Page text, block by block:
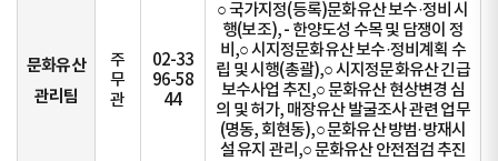
문화유산
관리팀
주
무
관
02-33
96-58
44
○ 국가지정(등록)문화유산 보수·정비 시
행(보조), - 한양도성 수목 및 담쟁이 정
비,○ 시지정문화유산 보수·정비계획 수
립 및 시행(총괄),○ 시지정문화유산 긴급
보수사업 추진,○ 문화유산 현상변경 심
의 및 허가, 매장유산 발굴조사 관련 업무
(명동, 회현동),○ 문화유산 방범·방재시
설 유지 관리,○ 문화유산 안전점검 추진